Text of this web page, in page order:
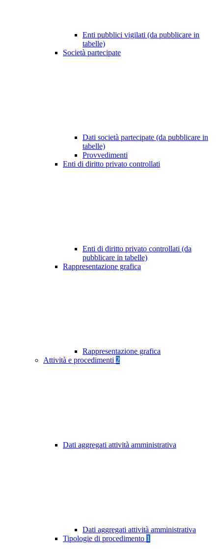
Enti pubblici vigilati (da pubblicare in
tabelle)
Società partecipate
Dati società partecipate (da pubblicare in
tabelle)
Provvedimenti
Enti di diritto privato controllati
Enti di diritto privato controllati (da
pubblicare in tabelle)
Rappresentazione grafica
Rappresentazione grafica
Attività e procedimenti 2
Dati aggregati attività amministrativa
Dati aggregati attività amministrativa
Tipologie di procedimento 1